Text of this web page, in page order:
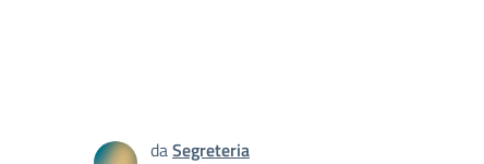
daSegreteria